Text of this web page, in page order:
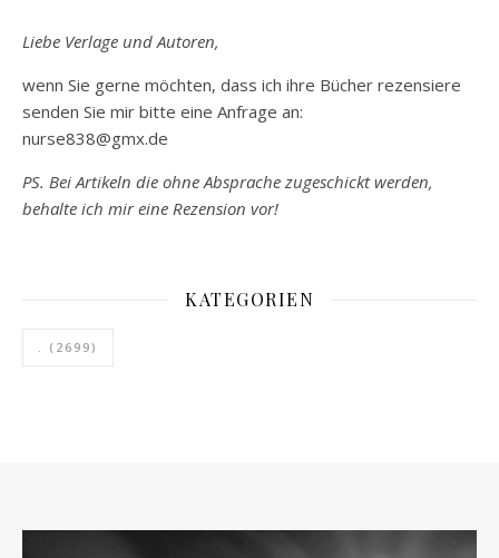
Liebe Verlage und Autoren,
wenn Sie gerne möchten, dass ich ihre Bücher rezensiere
senden Sie mir bitte eine Anfrage an:
nurse838@gmx.de
PS. Bei Artikeln die ohne Absprache zugeschickt werden,
behalte ich mir eine Rezension vor!
KATEGORIEN
. (2699)